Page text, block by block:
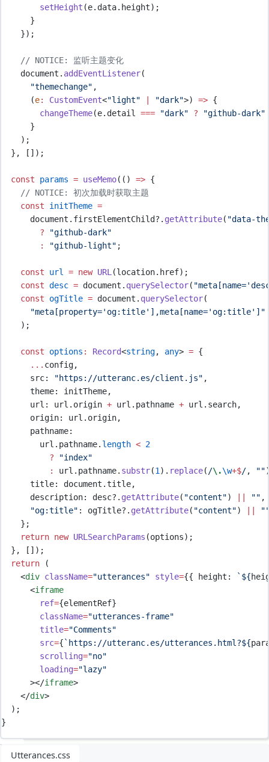
setHeight (e. data. height) ;
}
}) ;
// NOTICE: 监听主题变化
document . addEventListener(
"themechange" ,
(e: CustomEvent<"light" "dark">) => {
changeTheme(e. detail === "dark" ? "github-dark"
}
    )
;
}, []) ;
const params = useMemo( () => {
// NOTICE: 初次加载时获取主题
const
initTheme =
document . firstElementChild?. getAttribute( "data-
?
"github-dark"
:
"github-light" ;
const url = new URL (location. href) ;
const desc = document . querySelector( "
const
ogTitle = document . querySelector(
"meta[property='og:title'],meta[name='og:title'] "
    )
;
const options : Record<string, any> = {
... config,
      src
: "https://utteranc.es/client.js" ,
      theme
: initTheme,
      url
: url . origin + url . pathname + url . search,
      origin
: url . origin,
      pathname
:
url . pathname. length < 2
?
"index"
:
url . pathname. substr(1 ) . replace( /\.\w+$/, ""
      title
: document .title,
      description
: desc?. getAttribute( "content") "" ,
"og:title" : ogTitle?. getAttribute( "content")
};
return new URLSearchParams (options) ;
}, []) ;
return (
<div className="utterances" style={{ height : `${
<iframe
ref={elementRef}
className="utterances-frame"
title="Comments"
src={ ` https://utteranc.es/utterances.html?${
scrolling="no"
loading="lazy"
      ></
iframe>
</div>
  )
;
}
Utterances.css